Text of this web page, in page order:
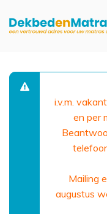
i.v.m.
en per
Mailing
augustus